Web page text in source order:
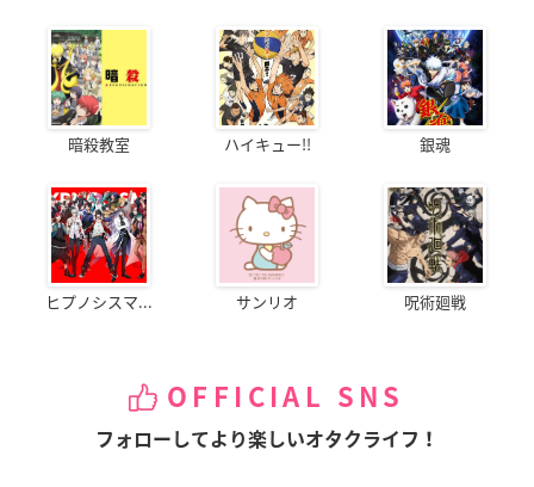
暗殺教室 ハイキュー!! 銀魂
ヒプノシスマ... サンリオ 呪術廻戦
OFFICIAL SNS
フォローしてより楽しいオタクライフ！